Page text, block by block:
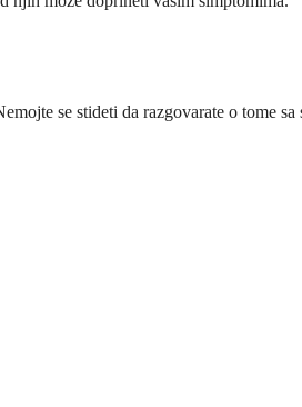
se stideti da razgovarate o tome